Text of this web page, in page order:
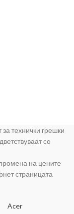
технички грешки
со
на цените
страницата
Acer